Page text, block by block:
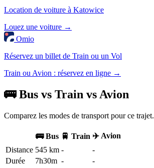
Location de voiture à Katowice
Louez une voiture →
Omio
Réservez un billet de Train ou un Vol
Train ou Avion : réservez en ligne →
🚌 Bus vs Train vs Avion
Comparez les modes de transport pour ce trajet.
🚌 Bus 🚆 Train ✈️ Avion
Distance 545 km -
-
Durée
7h30m -
-